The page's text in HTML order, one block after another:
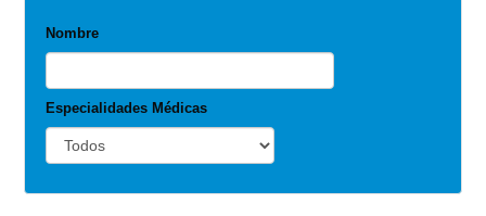
Nombre
Especialidades Médicas